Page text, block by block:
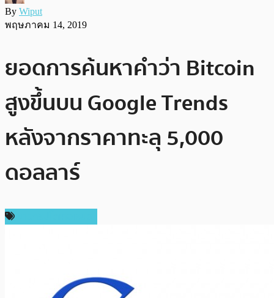
By Wiput
พฤษภาคม 14, 2019
ยอดการค้นหาคำว่า Bitcoin
สูงขึ้นบน Google Trends
หลังจากราคาทะลุ 5,000
ดอลลาร์